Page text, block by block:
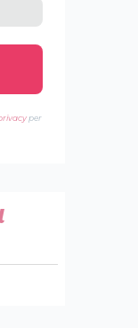
per